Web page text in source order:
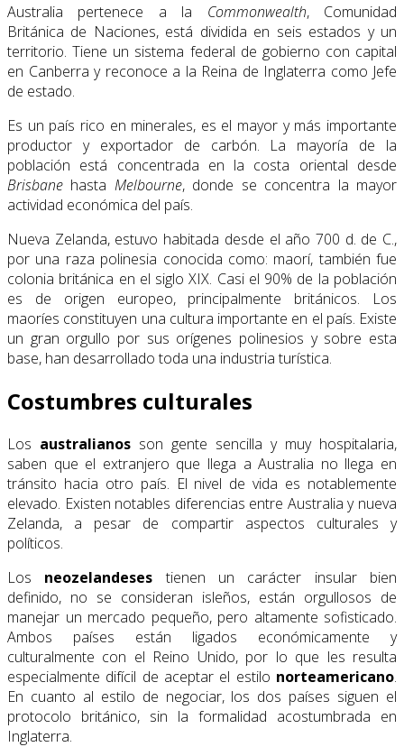
Australia pertenece a la Commonwealth, Comunidad
Británica de Naciones, está dividida en seis estados y un
territorio. Tiene un sistema federal de gobierno con capital
en Canberra y reconoce a la Reina de Inglaterra como Jefe
de estado.
Es un país rico en minerales, es el mayor y más importante
productor y exportador de carbón. La mayoría de la
población está concentrada en la costa oriental desde
Brisbane hasta Melbourne, donde se concentra la mayor
actividad económica del país.
Nueva Zelanda, estuvo habitada desde el año 700 d. de C.,
por una raza polinesia conocida como: maorí, también fue
colonia británica en el siglo XIX. Casi el 90% de la población
es de origen europeo, principalmente británicos. Los
maoríes constituyen una cultura importante en el país. Existe
un gran orgullo por sus orígenes polinesios y sobre esta
base, han desarrollado toda una industria turística.
Costumbres culturales
Los australianos son gente sencilla y muy hospitalaria,
saben que el extranjero que llega a Australia no llega en
tránsito hacia otro país. El nivel de vida es notablemente
elevado. Existen notables diferencias entre Australia y nueva
Zelanda, a pesar de compartir aspectos culturales y
políticos.
Los neozelandeses tienen un carácter insular bien
definido, no se consideran isleños, están orgullosos de
manejar un mercado pequeño, pero altamente sofisticado.
Ambos países están ligados económicamente y
culturalmente con el Reino Unido, por lo que les resulta
especialmente difícil de aceptar el estilo norteamericano.
En cuanto al estilo de negociar, los dos países siguen el
protocolo británico, sin la formalidad acostumbrada en
Inglaterra.